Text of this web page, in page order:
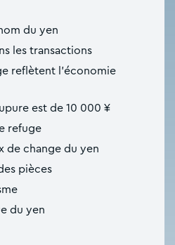
du yen
les transactions
reflètent l'économie
est de 10 000 ¥
refuge
de change du yen
pièces
du yen